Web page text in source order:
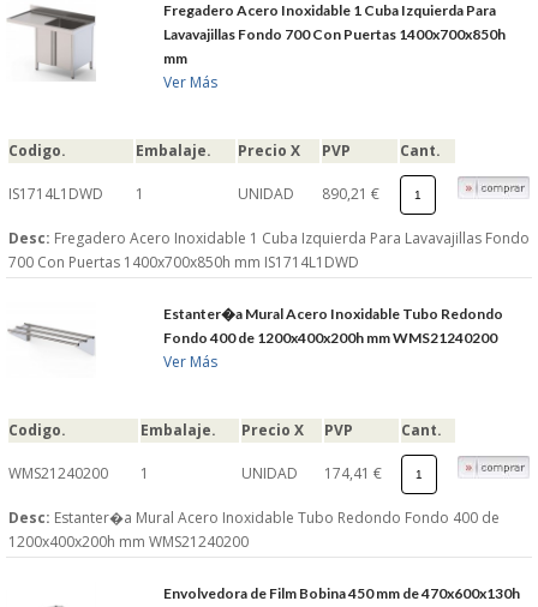
Fregadero Acero Inoxidable 1 Cuba Izquierda Para
Lavavajillas Fondo 700 Con Puertas 1400x700x850h
mm
Ver Más
Codigo. Embalaje. Precio X PVP Cant.
IS1714L1DWD 1 UNIDAD 890,21 €
Desc: Fregadero Acero Inoxidable 1 Cuba Izquierda Para Lavavajillas Fondo
700 Con Puertas 1400x700x850h mm IS1714L1DWD
Estanter�a Mural Acero Inoxidable Tubo Redondo
Fondo 400 de 1200x400x200h mm WMS21240200
Ver Más
Codigo. Embalaje. Precio X PVP Cant.
WMS21240200 1 UNIDAD 174,41 €
Desc: Estanter�a Mural Acero Inoxidable Tubo Redondo Fondo 400 de
1200x400x200h mm WMS21240200
Envolvedora de Film Bobina 450 mm de 470x600x130h